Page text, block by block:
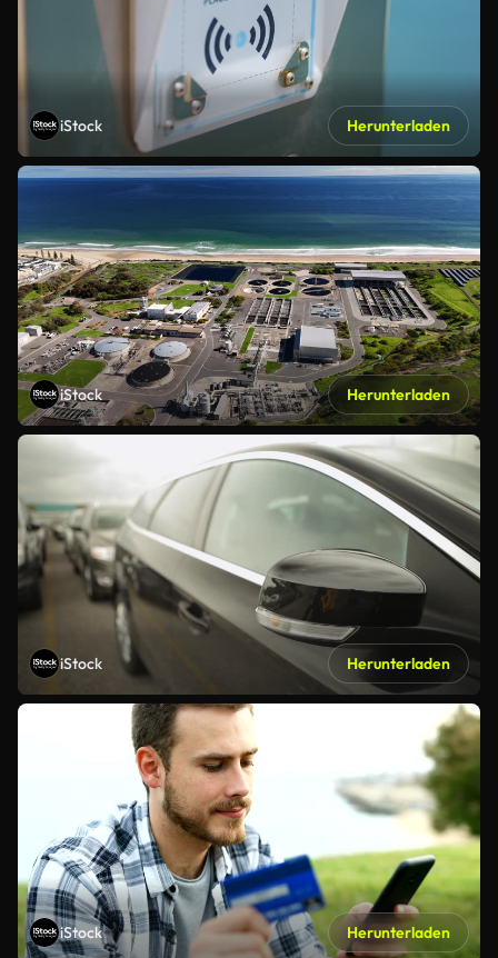
iStock Herunterladen
iStock Herunterladen
iStock Herunterladen
iStock Herunterladen